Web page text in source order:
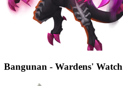
Bangunan - Wardens' Watch